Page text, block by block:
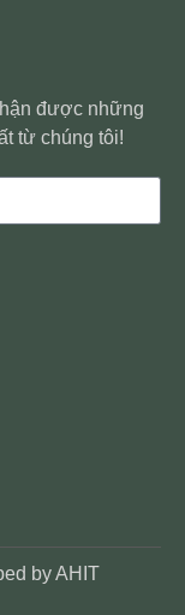
được những
từ chúng tôi!
byAHIT